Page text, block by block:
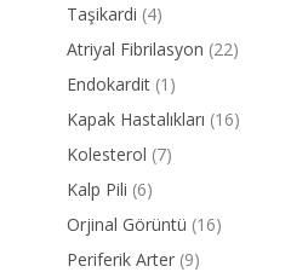
Taşikardi (4)
Atriyal Fibrilasyon (22)
Endokardit (1)
Kapak Hastalıkları (16)
Kolesterol (7)
Kalp Pili (6)
Orjinal Görüntü (16)
Periferik Arter (9)